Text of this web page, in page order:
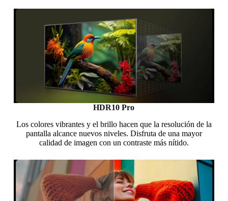
HDR10 Pro
Los colores vibrantes y el brillo hacen que la resolución de la
pantalla alcance nuevos niveles. Disfruta de una mayor
calidad de imagen con un contraste más nítido.